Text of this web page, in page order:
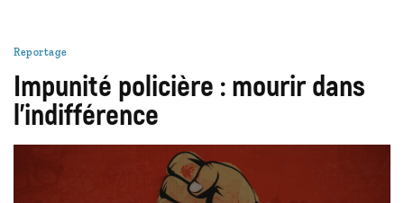
Reportage
Impunité policière : mourir dans
l’indifférence